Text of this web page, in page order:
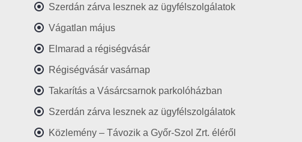
Szerdán zárva lesznek az ügyfélszolgálatok
Vágatlan május
Elmarad a régiségvásár
Régiségvásár vasárnap
Takarítás a Vásárcsarnok parkolóházban
Szerdán zárva lesznek az ügyfélszolgálatok
Közlemény – Távozik a Győr-Szol Zrt. éléről